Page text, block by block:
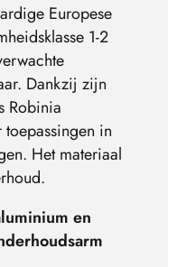
Europese
1-2
Dankzij zijn
Robinia
in
Het materiaal
en